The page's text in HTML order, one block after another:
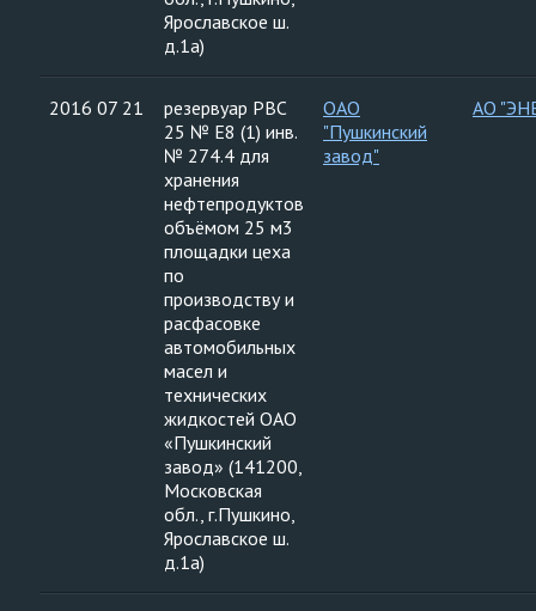
Ярославское ш.
д.1а)
2016 07 21
резервуар РВС
25 № Е8 (1) инв.
№ 274.4 для
хранения
нефтепродуктов
объёмом 25 м3
площадки цеха
по
производству и
расфасовке
автомобильных
масел и
технических
жидкостей ОАО
«Пушкинский
завод» (141200,
Московская
обл., г.Пушкино,
Ярославское ш.
д.1а)
ОАО
"Пушкинский
завод"
АО